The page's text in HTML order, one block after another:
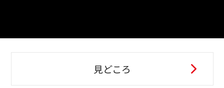
見どころ